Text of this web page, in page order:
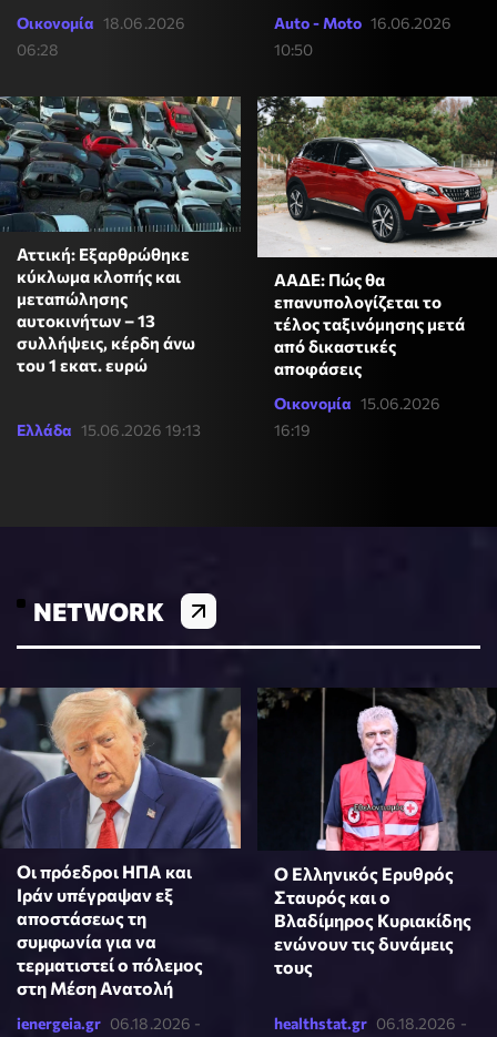
Οικονομία 18.06.2026
06:28
Auto - Moto 16.06.2026
10:50
Αττική: Εξαρθρώθηκε
κύκλωμα κλοπής και
μεταπώλησης
αυτοκινήτων – 13
συλλήψεις, κέρδη άνω
του 1 εκατ. ευρώ
Ελλάδα 15.06.2026 19:13
ΑΑΔΕ: Πώς θα
επανυπολογίζεται το
τέλος ταξινόμησης μετά
από δικαστικές
αποφάσεις
Οικονομία 15.06.2026
16:19
NETWORK
Οι πρόεδροι ΗΠΑ και
Ιράν υπέγραψαν εξ
αποστάσεως τη
συμφωνία για να
τερματιστεί ο πόλεμος
στη Μέση Ανατολή
ienergeia.gr 06.18.2026 -
Ο Ελληνικός Ερυθρός
Σταυρός και ο
Βλαδίμηρος Κυριακίδης
ενώνουν τις δυνάμεις
τους
healthstat.gr 06.18.2026 -